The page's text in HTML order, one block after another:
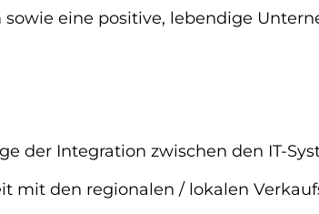
eine positive, lebendige
der Integration zwischen den IT-
mit den regionalen / lokalen